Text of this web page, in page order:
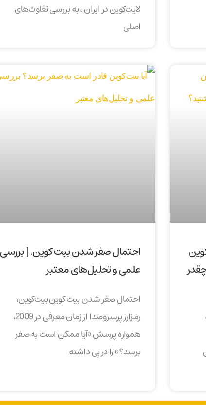
لایت‌کوین در ایران ، به بررسی تفاوت‌های
اصلی
بیت‌کوین
که
احتمال صفر شدن بیت کوین. | بررسی
علمی و تحلیل‌های معتبر
احتمال صفر شدن بیت کوین بیت‌کوین،
رمزارز پر‌سر‌و‌صدا از زمان معرفی در 2009،
همواره پرسش «آیا ممکن است به صفر
برسد؟» را در پی داشته